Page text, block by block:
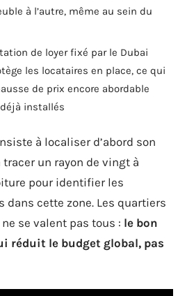
à l’autre, même au sein du
de loyer fixé par le Dubai
les locataires en place, ce qui
de prix encore abordable
installés
à localiser d’abord son
un rayon de vingt à
pour identifier les
dans cette zone. Les quartiers
se valent pas tous : le bon
réduit le budget global, pas